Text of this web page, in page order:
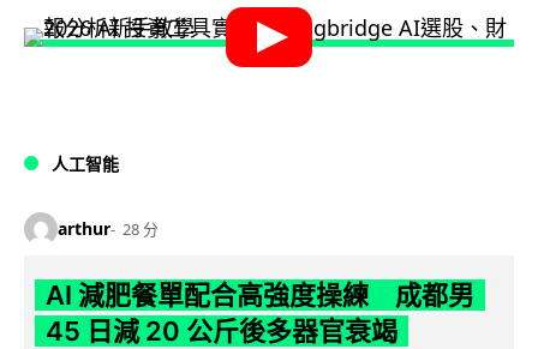
人工智能
arthur 28 分
AI 減肥餐單配合高強度操練 成都男
45 日減 20 公斤後多器官衰竭